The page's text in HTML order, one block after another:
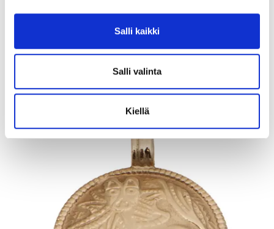
Salli kaikki
Salli valinta
Kiellä
Vuosaaren Pantti